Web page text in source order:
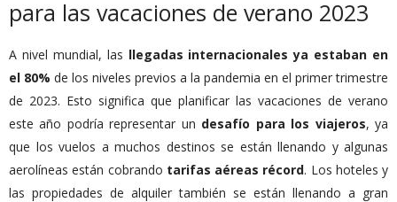
para las vacaciones de verano 2023
A nivel mundial, las llegadas internacionales ya estaban en
el 80% de los niveles previos a la pandemia en el primer trimestre
de 2023. Esto significa que planificar las vacaciones de verano
este año podría representar un desafío para los viajeros, ya
que los vuelos a muchos destinos se están llenando y algunas
aerolíneas están cobrando tarifas aéreas récord. Los hoteles y
las propiedades de alquiler también se están llenando a gran